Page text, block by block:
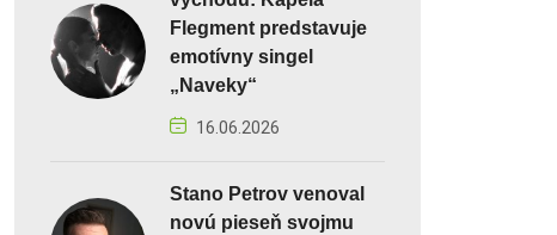
Flegment predstavuje
emotívny singel
„Naveky“
16.06.2026
Stano Petrov venoval
novú pieseň svojmu